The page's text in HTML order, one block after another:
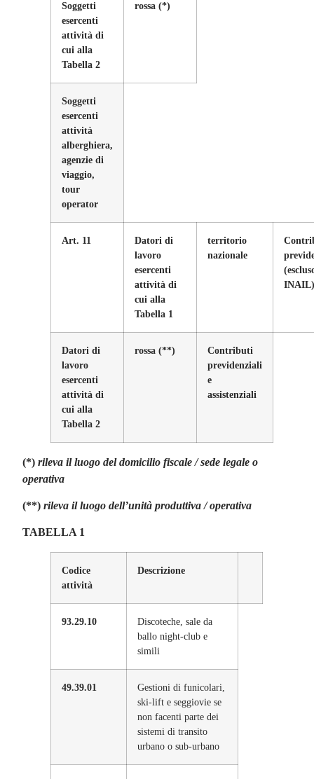
Soggetti
esercenti
attività di
cui alla
Tabella 2
rossa (*)
Soggetti
esercenti
attività
alberghiera,
agenzie di
viaggio,
tour
operator
Art. 11
Datori di
lavoro
esercenti
attività di
cui alla
Tabella 1
territorio
nazionale
Datori di
lavoro
esercenti
attività di
cui alla
Tabella 2
rossa (**)
Contributi
previdenziali
e
assistenziali
(*)rileva il luogo del domicilio fiscale / sede legale o
operativa
(**)rileva il luogo dell’unità produttiva / operativa
TABELLA 1
Codice
attività
Descrizione
93.29.10
Discoteche, sale da
ballo night-club e
simili
49.39.01
Gestioni di funicolari,
ski-lift e seggiovie se
non facenti parte dei
sistemi di transito
urbano o sub-urbano